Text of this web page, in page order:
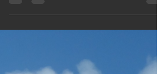
грохочет... Синим пламенем пылают